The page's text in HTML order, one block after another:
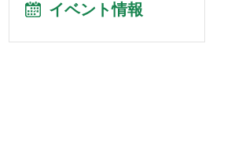
イベント情報